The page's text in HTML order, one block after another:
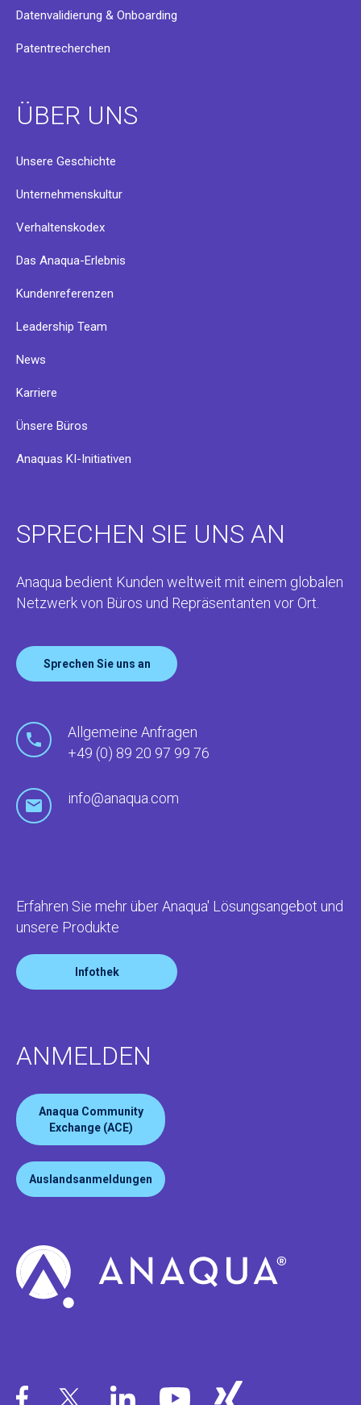
Datenvalidierung & Onboarding
Patentrecherchen
ÜBER UNS
Unsere Geschichte
Unternehmenskultur
Verhaltenskodex
Das Anaqua-Erlebnis
Kundenreferenzen
Leadership Team
News
Karriere
Ünsere Büros
Anaquas KI-Initiativen
SPRECHEN SIE UNS AN
Anaqua bedient Kunden weltweit mit einem globalen
Netzwerk von Büros und Repräsentanten vor Ort.
Sprechen Sie uns an
Allgemeine Anfragen
+49 (0) 89 20 97 99 76
info@anaqua.com
Erfahren Sie mehr über Anaqua' Lösungsangebot und
unsere Produkte
Infothek
ANMELDEN
Anaqua Community
Exchange (ACE)
Auslandsanmeldungen